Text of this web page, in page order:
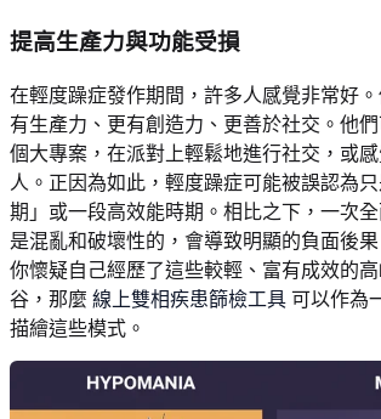
提高生產力與功能受損
在輕度躁症發作期間，許多人感覺非常好
有生產力、更有創造力、更善於社交。他
個大專案，在派對上輕鬆地進行社交，或
人。正因為如此，輕度躁症可能被誤認為
期」或一段高效能時期。相比之下，一次
是混亂和破壞性的，會導致明顯的負面後
你懷疑自己經歷了這些較輕、富有成效的
谷，那麼 線上雙相疾患篩檢工具 可以作為
描繪這些模式。